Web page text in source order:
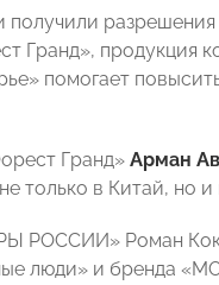
Гранд», продукция
помогает
Гранд» Арман
только в Китай, но
РОССИИ» Роман
люди» и бренда